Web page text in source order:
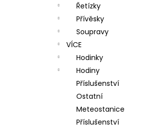
Řetízky
Přívěsky
Soupravy
VÍCE
Hodinky
Hodiny
Příslušenství
Ostatní
Meteostanice
Příslušenství